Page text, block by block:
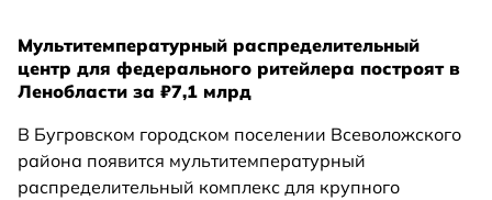
Мультитемпературный распределительный
центр для федерального ритейлера построят в
Ленобласти за ₽7,1 млрд
В Бугровском городском поселении Всеволожского
района появится мультитемпературный
распределительный комплекс для крупного